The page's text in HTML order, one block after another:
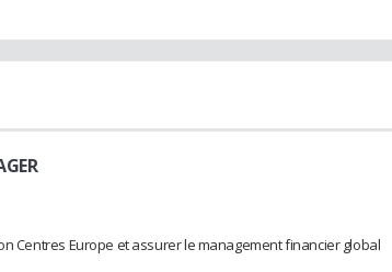
Centres Europe et assurer le management financier global